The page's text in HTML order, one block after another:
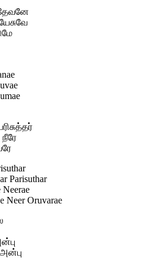
நீரே
Parisuthar
Neerae
Neer Oruvarae